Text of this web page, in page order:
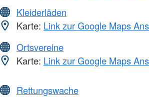
Kleiderläden
Karte: Link zur Google Maps
Ortsvereine
Karte: Link zur Google Maps
Rettungswache